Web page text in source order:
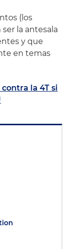
(los
la antesala
y que
en temas
la 4T si